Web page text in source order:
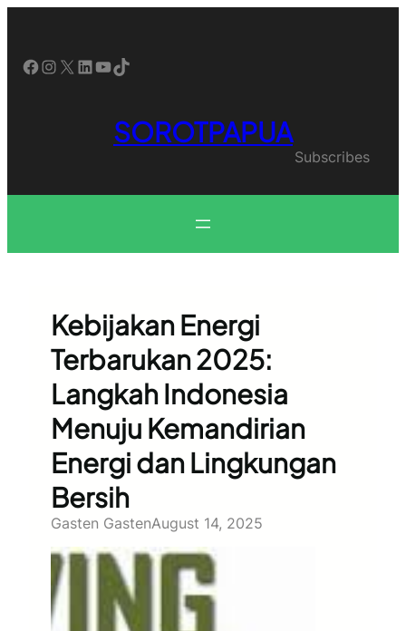
Facebook InstagramX LinkedIn YouTube TikTok
SOROTPAPUA
Subscribes
Kebijakan Energi
Terbarukan 2025:
Langkah Indonesia
Menuju Kemandirian
Energi dan Lingkungan
Bersih
Gasten GastenAugust 14, 2025